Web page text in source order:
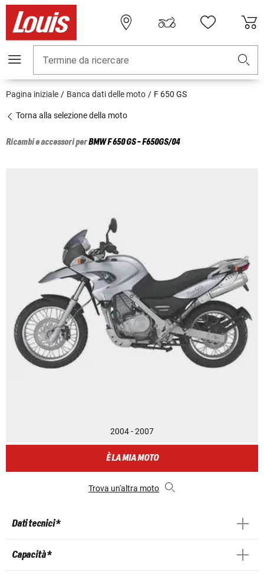
Termine da ricercare
Pagina iniziale Banca dati delle moto F 650 GS
Torna alla selezione della moto
Ricambi e accessori perBMWF 650 GS - F650GS/04
2004 - 2007
È LA MIA MOTO
Trova un'altra moto
Dati tecnici *
Capacità *